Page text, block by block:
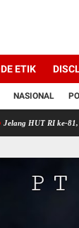
ETIK
NASIONAL
ke-81, Babinsa